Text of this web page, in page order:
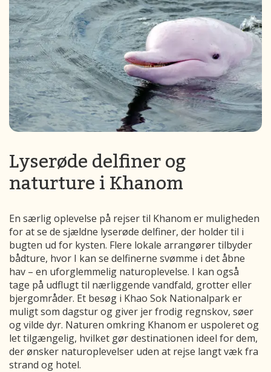
Lyserøde delfiner og
naturture i Khanom
En særlig oplevelse på rejser til Khanom er muligheden
for at se de sjældne lyserøde delfiner, der holder til i
bugten ud for kysten. Flere lokale arrangører tilbyder
bådture, hvor I kan se delfinerne svømme i det åbne
hav – en uforglemmelig naturoplevelse. I kan også
tage på udflugt til nærliggende vandfald, grotter eller
bjergområder. Et besøg i Khao Sok Nationalpark er
muligt som dagstur og giver jer frodig regnskov, søer
og vilde dyr. Naturen omkring Khanom er uspoleret og
let tilgængelig, hvilket gør destinationen ideel for dem,
der ønsker naturoplevelser uden at rejse langt væk fra
strand og hotel.